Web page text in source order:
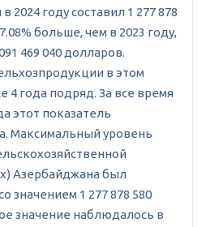
году составил 1 277 878
больше, чем в 2023 году,
469 040 долларов.
в этом
4 года подряд. За все время
этот показатель
Максимальный уровень
Азербайджана был
значением 1 277 878 580
значение наблюдалось в